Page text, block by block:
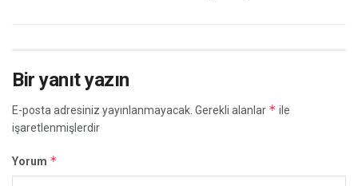
Bir yanıt yazın
E-posta adresiniz yayınlanmayacak. Gerekli alanlar * ile
işaretlenmişlerdir
Yorum *